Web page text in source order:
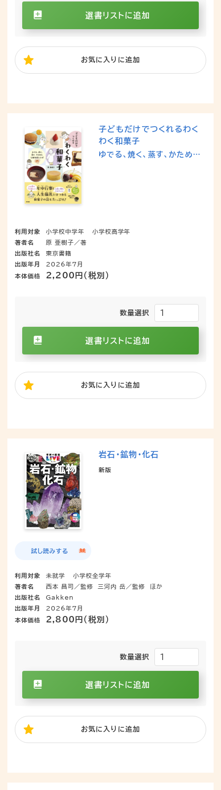
選書リストに追加
お気に入り に追加
子どもだけでつくれるわく
わく和菓子
ゆでる、焼く、蒸す、かためる、
利用対象 小学校中学年
小学校高学年
著者名
原 亜樹子／著
出版社名
東京書籍
出版年月
2026年7月
本体価格
2,200円（税別）
数量選択
選書リストに追加
お気に入り に追加
岩石・鉱物・化石
新版
利用対象 未就学
小学校全学年
著者名
西本 昌司／監修 三河内 岳／監修
ほか
出版社名
Gakken
出版年月
2026年7月
本体価格
2,800円（税別）
試し読みする
数量選択
選書リストに追加
お気に入り に追加